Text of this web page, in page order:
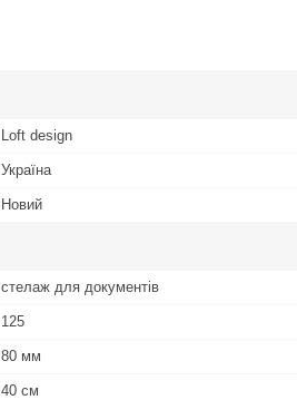
Loft design
Україна
Новий
стелаж для документів
125
80 мм
40 см